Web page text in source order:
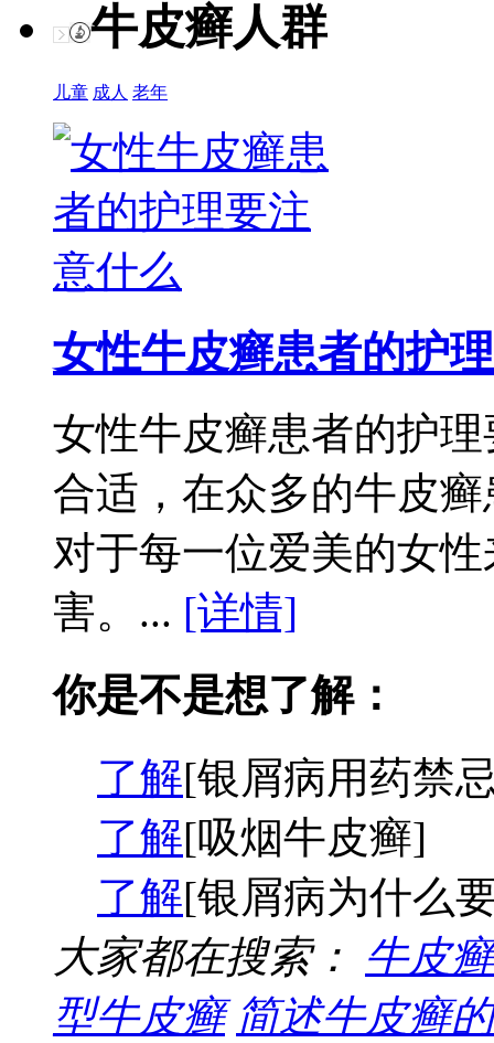
牛皮癣人群
儿童 成人 老年
女性牛皮癣患者的护理
女性牛皮癣患者的护
合适，在众多的牛皮
对于每一位爱美的女
害。... [详情]
你是不是想了解：
了解[银屑病用药禁
了解[吸烟牛皮癣]
了解[银屑病为什么
大家都在搜索： 牛皮
型牛皮癣 简述牛皮癣